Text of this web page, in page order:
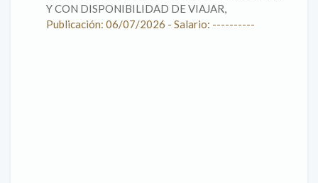
Y CON DISPONIBILIDAD DE VIAJAR,
Publicación: 06/07/2026 - Salario: ----------